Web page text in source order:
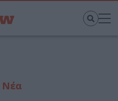
Νέα